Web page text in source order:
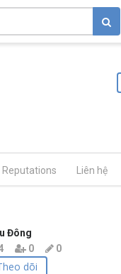
Reputations Liên hệ
Đông
0 0
dõi